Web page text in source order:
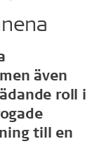
även
roll i
till en